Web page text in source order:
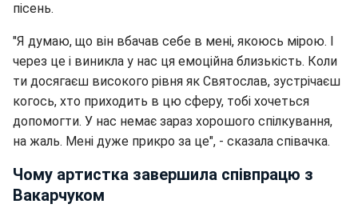
пісень.
"Я думаю, що він вбачав себе в мені, якоюсь мірою. І
через це і виникла у нас ця емоційна близькість. Коли
ти досягаєш високого рівня як Святослав, зустрічаєш
когось, хто приходить в цю сферу, тобі хочеться
допомогти. У нас немає зараз хорошого спілкування,
на жаль. Мені дуже прикро за це", - сказала співачка.
Чому артистка завершила співпрацю з
Вакарчуком